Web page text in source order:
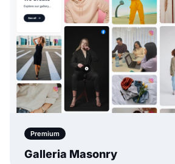
Premium
Galleria Masonry